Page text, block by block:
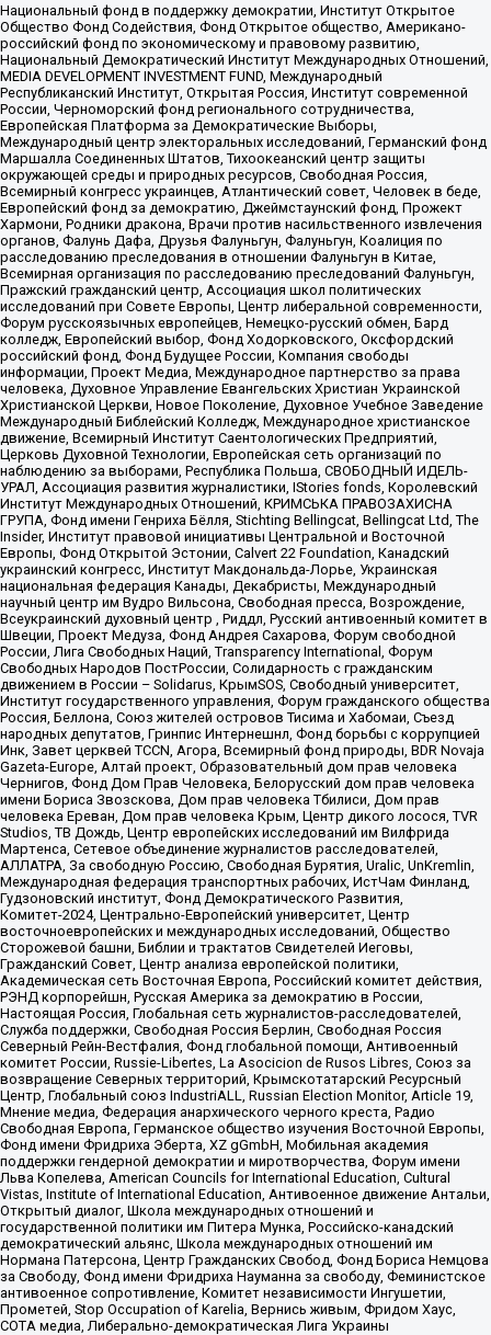
Национальный фонд в поддержку демократии, Институт Открытое
Общество Фонд Содействия, Фонд Открытое общество, Американо-
российский фонд по экономическому и правовому развитию,
Национальный Демократический Институт Международных Отношений,
MEDIA DEVELOPMENT INVESTMENT FUND, Международный
Республиканский Институт, Открытая Россия, Институт современной
России, Черноморский фонд регионального сотрудничества,
Европейская Платформа за Демократические Выборы,
Международный центр электоральных исследований, Германский фонд
Маршалла Соединенных Штатов, Тихоокеанский центр защиты
окружающей среды и природных ресурсов, Свободная Россия,
Всемирный конгресс украинцев, Атлантический совет, Человек в беде,
Европейский фонд за демократию, Джеймстаунский фонд, Прожект
Хармони, Родники дракона, Врачи против насильственного извлечения
органов, Фалунь Дафа, Друзья Фалуньгун, Фалуньгун, Коалиция по
расследованию преследования в отношении Фалуньгун в Китае,
Всемирная организация по расследованию преследований Фалуньгун,
Пражский гражданский центр, Ассоциация школ политических
исследований при Совете Европы, Центр либеральной современности,
Форум русскоязычных европейцев, Немецко-русский обмен, Бард
колледж, Европейский выбор, Фонд Ходорковского, Оксфордский
российский фонд, Фонд Будущее России, Компания свободы
информации, Проект Медиа, Международное партнерство за права
человека, Духовное Управление Евангельских Христиан Украинской
Христианской Церкви, Новое Поколение, Духовное Учебное Заведение
Международный Библейский Колледж, Международное христианское
движение, Всемирный Институт Саентологических Предприятий,
Церковь Духовной Технологии, Европейская сеть организаций по
наблюдению за выборами, Республика Польша, СВОБОДНЫЙ ИДЕЛЬ-
УРАЛ, Ассоциация развития журналистики, IStories fonds, Королевский
Институт Международных Отношений, КРИМСЬКА ПРАВОЗАХИСНА
ГРУПА, Фонд имени Генриха Бёлля, Stichting Bellingcat, Bellingcat Ltd, The
Insider, Институт правовой инициативы Центральной и Восточной
Европы, Фонд Открытой Эстонии, Calvert 22 Foundation, Канадский
украинский конгресс, Институт Макдональда-Лорье, Украинская
национальная федерация Канады, Декабристы, Международный
научный центр им Вудро Вильсона, Свободная пресса, Возрождение,
Всеукраинский духовный центр , Риддл, Русский антивоенный комитет в
Швеции, Проект Медуза, Фонд Андрея Сахарова, Форум свободной
России, Лига Свободных Наций, Transparеncy International, Форум
Свободных Народов ПостРоссии, Солидарность с гражданским
движением в России – Solidarus, КрымSOS, Свободный университет,
Институт государственного управления, Форум гражданского общества
Россия, Беллона, Союз жителей островов Тисима и Хабомаи, Съезд
народных депутатов, Гринпис Интернешнл, Фонд борьбы с коррупцией
Инк, Завет церквей TCCN, Агора, Всемирный фонд природы, BDR Novaja
Gazeta-Europe, Алтай проект, Образовательный дом прав человека
Чернигов, Фонд Дом Прав Человека, Белорусский дом прав человека
имени Бориса Звозскова, Дом прав человека Тбилиси, Дом прав
человека Ереван, Дом прав человека Крым, Центр дикого лосося, TVR
Studios, ТВ Дождь, Центр европейских исследований им Вилфрида
Мартенса, Сетевое объединение журналистов расследователей,
АЛЛАТРА, За свободную Россию, Свободная Бурятия, Uralic, UnKremlin,
Международная федерация транспортных рабочих, ИстЧам Финланд,
Гудзоновский институт, Фонд Демократического Развития,
Комитет-2024, Центрально-Европейский университет, Центр
восточноевропейских и международных исследований, Общество
Сторожевой башни, Библии и трактатов Свидетелей Иеговы,
Гражданский Совет, Центр анализа европейской политики,
Академическая сеть Восточная Европа, Российский комитет действия,
РЭНД корпорейшн, Русская Америка за демократию в России,
Настоящая Россия, Глобальная сеть журналистов-расследователей,
Служба поддержки, Свободная Россия Берлин, Свободная Россия
Северный Рейн-Вестфалия, Фонд глобальной помощи, Антивоенный
комитет России, Russie-Libertes, La Asocicion de Rusos Libres, Союз за
возвращение Северных территорий, Крымскотатарский Ресурсный
Центр, Глобальный союз IndustriALL, Russian Election Monitor, Article 19,
Мнение медиа, Федерация анархического черного креста, Радио
Свободная Европа, Германское общество изучения Восточной Европы,
Фонд имени Фридриха Эберта, XZ gGmbH, Мобильная академия
поддержки гендерной демократии и миротворчества, Форум имени
Льва Копелева, American Councils for International Education, Cultural
Vistas, Institute of International Education, Антивоенное движение Антальи,
Открытый диалог, Школа международных отношений и
государственной политики им Питера Мунка, Российско-канадский
демократический альянс, Школа международных отношений им
Нормана Патерсона, Центр Гражданских Свобод, Фонд Бориса Немцова
за Свободу, Фонд имени Фридриха Науманна за свободу, Феминистское
антивоенное сопротивление, Комитет независимости Ингушетии,
Прометей, Stop Occupation of Karelia, Вернись живым, Фридом Хаус,
СОТА медиа, Либерально-демократическая Лига Украины